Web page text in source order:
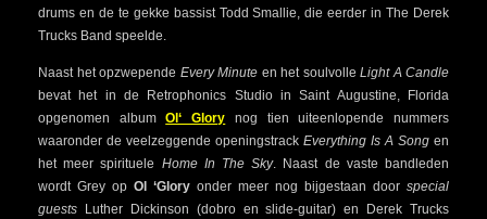
drums en de te gekke bassist Todd Smallie, die eerder in The Derek
Trucks Band speelde.
Naast het opzwepende Every Minute en het soulvolle Light A Candle
bevat het in de Retrophonics Studio in Saint Augustine, Florida
opgenomen albumOl‘ Glory nog tien uiteenlopende nummers
waaronder de veelzeggende openingstrack Everything Is A Song en
het meer spirituele Home In The Sky. Naast de vaste bandleden
wordt Grey op Ol ‘Glory onder meer nog bijgestaan door special
guests Luther Dickinson (dobro en slide-guitar) en Derek Trucks